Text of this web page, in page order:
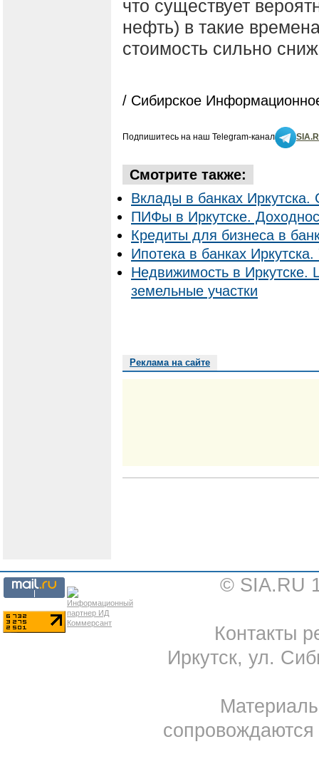
что существует
нефть) в такие
стоимость сильно
/ Сибирское
Подпишитесь на наш Telegram-канал
Смотрите также:
Вклады в банках Иркутска.
ПИФы в Иркутске.
Кредиты для бизнеса в
Ипотека в банках
Недвижимость в Иркутске.
земельные участки
Реклама на сайте
© SIA.RU
Контакты
Иркутск, ул.